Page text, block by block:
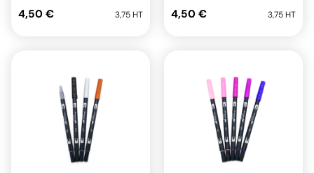
4,50 € 3,75 HT 4,50 € 3,75 HT